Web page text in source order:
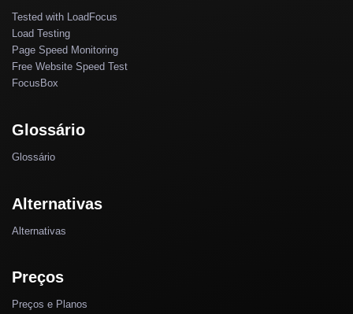
Tested with LoadFocus
Load Testing
Page Speed Monitoring
Free Website Speed Test
FocusBox
Glossário
Glossário
Alternativas
Alternativas
Preços
Preços e Planos